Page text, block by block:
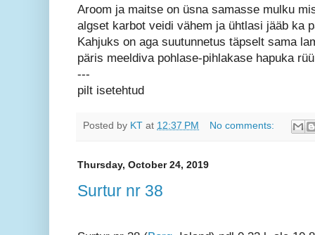
Aroom ja maitse on üsna samasse mulku
algset karbot veidi vähem ja ühtlasi jääb ka
Kahjuks on aga suutunnetus täpselt sama
päris meeldiva pohlase-pihlakase hapuka
---
pilt isetehtud
Posted by KT at 12:37 PM No comments:
Thursday, October 24, 2019
Surtur nr 38